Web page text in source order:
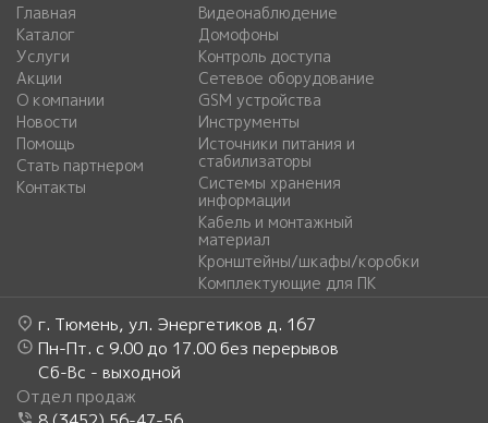
Главная
Каталог
Услуги
Акции
О компании
Новости
Помощь
Стать партнером
Контакты
Видеонаблюдение
Домофоны
Контроль доступа
Сетевое оборудование
GSM устройства
Инструменты
Источники питания и
стабилизаторы
Системы хранения
информации
Кабель и монтажный
материал
Кронштейны/шкафы/коробки
Комплектующие для ПК
г. Тюмень, ул. Энергетиков д. 167
Пн-Пт. с 9.00 до 17.00 без перерывов
Сб-Вс - выходной
Отдел продаж